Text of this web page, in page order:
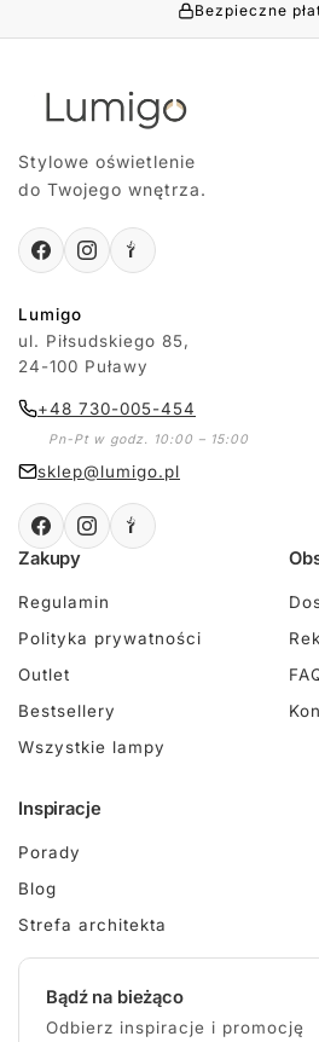
Bezpieczne
Stylowe oświetlenie
do Twojego wnętrza.
Lumigo
ul. Piłsudskiego 85,
24-100 Puławy
+48 730-005-454
Pn-Pt w godz. 10:00 – 15:00
sklep@lumigo.pl
Zakupy
Regulamin
Polityka prywatności
Outlet
Bestsellery
Wszystkie lampy
Inspiracje
Porady
Blog
Strefa architekta
Bądź na bieżąco
Odbierz inspiracje i promocję